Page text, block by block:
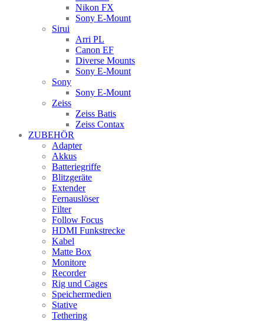
Nikon FX
Sony E-Mount
Sirui
Arri PL
Canon EF
Diverse Mounts
Sony E-Mount
Sony
Sony E-Mount
Zeiss
Zeiss Batis
Zeiss Contax
ZUBEHÖR
Adapter
Akkus
Batteriegriffe
Blitzgeräte
Extender
Fernauslöser
Filter
Follow Focus
HDMI Funkstrecke
Kabel
Matte Box
Monitore
Recorder
Rig und Cages
Speichermedien
Stative
Tethering